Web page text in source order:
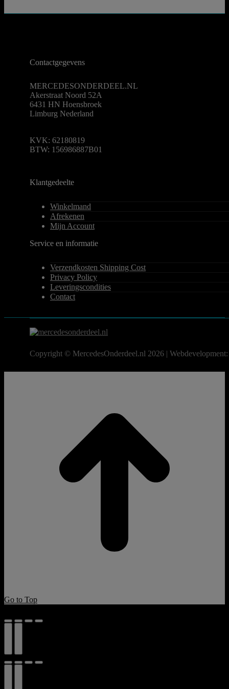
Contactgegevens
MERCEDESONDERDEEL.NL
Akerstraat Noord 52A
6431 HN Hoensbroek
Limburg Nederland
KVK: 62180819
BTW: 156986887B01
Klantgedeelte
Winkelmand
Afrekenen
Mijn Account
Service en informatie
Verzendkosten Shipping Cost
Privacy Policy
Leveringscondities
Contact
Copyright © MercedesOnderdeel.nl 2026 |
Go to Top